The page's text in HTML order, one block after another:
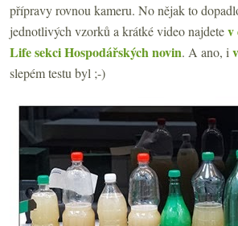
přípravy rovnou kameru. No nějak to
jednotlivých vzorků a krátké video najdetev
Life sekci Hospodářských novin. A ano, i
slepém testu byl ;-)